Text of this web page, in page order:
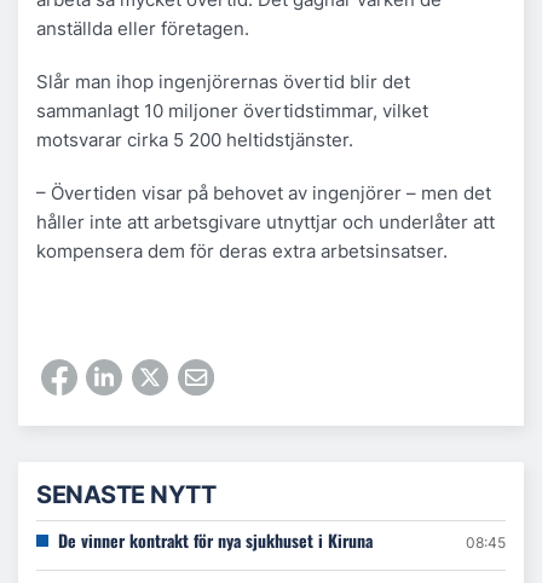
anställda eller företagen.
Slår man ihop ingenjörernas övertid blir det
sammanlagt 10 miljoner övertidstimmar, vilket
motsvarar cirka 5 200 heltidstjänster.
– Övertiden visar på behovet av ingenjörer – men det
håller inte att arbetsgivare utnyttjar och underlåter att
kompensera dem för deras extra arbetsinsatser.
SENASTE NYTT
De vinner kontrakt för nya sjukhuset i Kiruna 08:45